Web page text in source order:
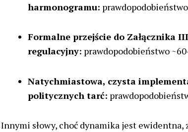
harmonogramu:
Formalne przejście do Załącznika
regulacyjny: prawdopodobieństwo
Natychmiastowa, czysta
politycznych tarć:
Innymi słowy, choć dynamika jest